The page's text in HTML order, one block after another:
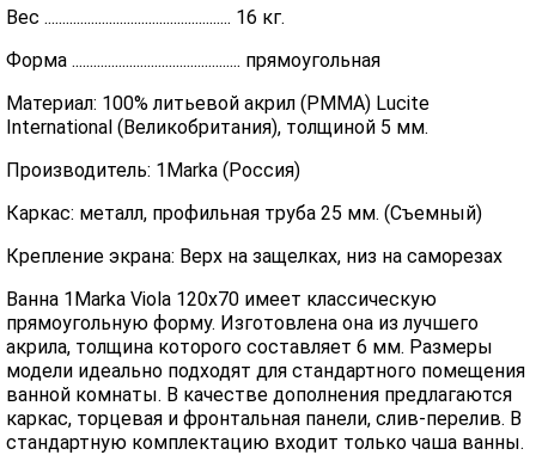
Вес .................................................... 16 кг.
Форма ............................................... прямоугольная
Материал: 100% литьевой акрил (PMMA) Lucite
International (Великобритания), толщиной 5 мм.
Производитель: 1Marka (Россия)
Каркас: металл, профильная труба 25 мм. (Съемный)
Крепление экрана: Верх на защелках, низ на саморезах
Ванна 1Marka Viola 120x70 имеет классическую
прямоугольную форму. Изготовлена она из лучшего
акрила, толщина которого составляет 6 мм. Размеры
модели идеально подходят для стандартного помещения
ванной комнаты. В качестве дополнения предлагаются
каркас, торцевая и фронтальная панели, слив-перелив. В
стандартную комплектацию входит только чаша ванны.